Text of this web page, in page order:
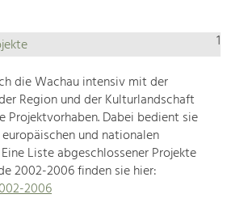
1
die Wachau intensiv mit der
Region und der Kulturlandschaft
Projektvorhaben. Dabei bedient sie
und nationalen
Liste abgeschlossener Projekte
2002-2006 finden sie hier:
2006